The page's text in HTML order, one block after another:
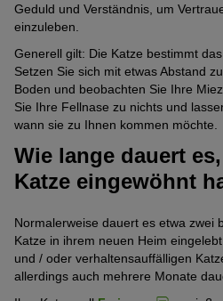
Geduld und Verständnis, um
einzuleben.
Generell gilt: Die Katze bestimmt
Setzen Sie sich mit etwas Abstand
Boden und beobachten Sie Ihre
Sie Ihre Fellnase zu nichts und
wann sie zu Ihnen kommen möchte.
Wie lange dauert
Katze eingewöhnt
Normalerweise dauert es etwa zwei
Katze in ihrem neuen Heim
und / oder verhaltensauffälligen
allerdings auch mehrere Monate